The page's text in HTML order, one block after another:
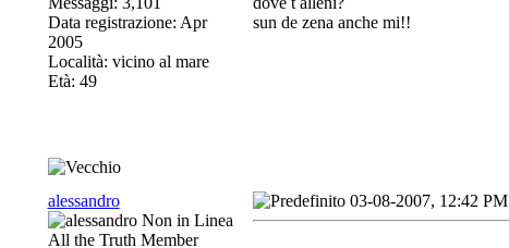
Data registrazione: Apr
2005
Località: vicino al mare
Età: 49
sun de zena anche mi!!
alessandro
All the Truth Member
03-08-2007, 12:42 PM